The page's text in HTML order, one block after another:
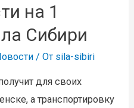
на 1
Сибири
/ От sila-sibiri
для своих
а транспортировку